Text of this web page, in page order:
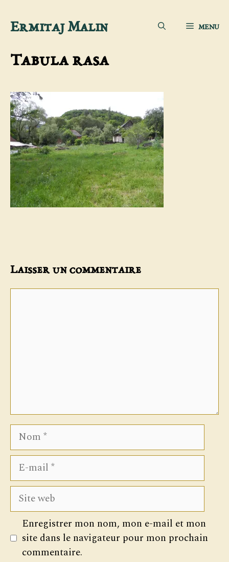
Aller
contenu
Ermitaj Malin MENU
Tabula rasa
Laisser un commentaire
Nom
E-
mail
Site
web
Enregistrer mon nom, mon e-mail et mon
site dans le navigateur pour mon prochain
commentaire.